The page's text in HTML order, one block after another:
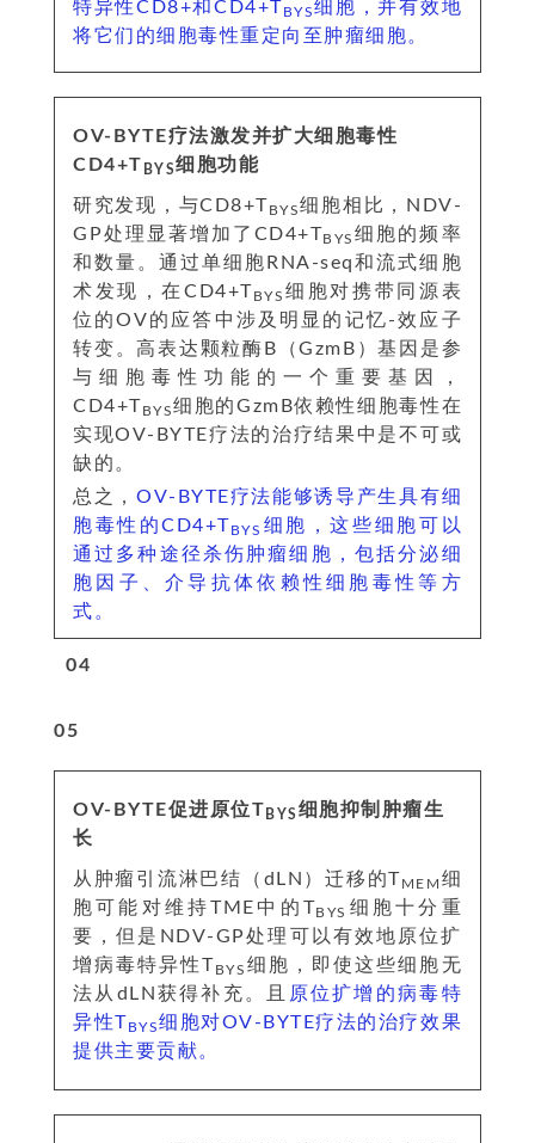
特异性CD8+和CD4+TBYS细胞，并有效地
将它们的细胞毒性重定向至肿瘤细胞。
OV-BYTE疗法激发并扩大细胞毒性
CD4+T BYS细胞功能
研究发现，与CD8+TBYS细胞相比，NDV-
GP处理显著增加了CD4+TBYS 细胞的频率
和数量。通过单细胞RNA-seq和流式细胞
术发现，在CD4+TBYS 细胞对携带同源表
位的OV的应答中涉及明显的记忆-效应子
转变。高表达颗粒酶B（GzmB）基因是参
与细胞毒性功能的一个重要基因，
CD4+TBYS细胞的GzmB依赖性细胞毒性在
实现OV-BYTE疗法的治疗结果中是不可或
缺的。
总之，OV-BYTE疗法能够诱导产生具有细
胞毒性的CD4+TBYS 细胞，这些细胞可以
通过多种途径杀伤肿瘤细胞，包括分泌细
胞因子、介导抗体依赖性细胞毒性等方
式。
04
05
OV-BYTE促进原位T BYS 细胞抑制肿瘤生
长
从肿瘤引流淋巴结（dLN）迁移的TMEM 细
胞可能对维持TME中的TBYS 细胞十分重
要，但是NDV-GP处理可以有效地原位扩
增病毒特异性TBYS 细胞，即使这些细胞无
法从dLN获得补充。且
原位扩增的病毒特
异性TBYS细胞对OV-BYTE疗法的治疗效果
提供主要贡献。